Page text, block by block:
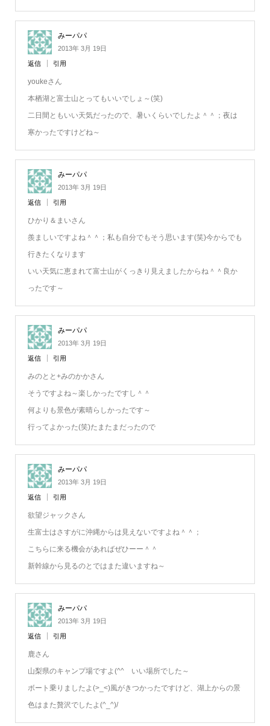
みーパパ
2013年 3月 19日
返信 引用
youkeさん
本栖湖と富士山とってもいいでしょ～(笑)
二日間ともいい天気だったので、暑いくらいでしたよ＾＾；夜は
寒かったですけどね～
みーパパ
2013年 3月 19日
返信 引用
ひかり＆まいさん
羨ましいですよね＾＾；私も自分でもそう思います(笑)今からでも
行きたくなります
いい天気に恵まれて富士山がくっきり見えましたからね＾＾良か
ったです～
みーパパ
2013年 3月 19日
返信 引用
みのとと+みのかかさん
そうですよね～楽しかったですし＾＾
何よりも景色が素晴らしかったです～
行ってよかった(笑)たまたまだったので
みーパパ
2013年 3月 19日
返信 引用
欲望ジャックさん
生富士はさすがに沖縄からは見えないですよね＾＾；
こちらに来る機会があればぜひーー＾＾
新幹線から見るのとではまた違いますね～
みーパパ
2013年 3月 19日
返信 引用
鹿さん
山梨県のキャンプ場ですよ(^^ゞいい場所でした～
ボート乗りましたよ(>_<)風がきつかったですけど、湖上からの景
色はまた贅沢でしたよ(^_^)/